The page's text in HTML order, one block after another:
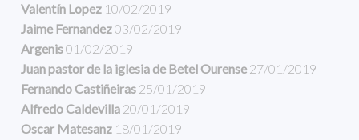
Valentín Lopez 10/02/2019
Jaime Fernandez03/02/2019
Argenis01/02/2019
Juan pastor de la iglesia de Betel Ourense 27/01/2019
Fernando Castiñeiras 25/01/2019
Alfredo Caldevilla 20/01/2019
Oscar Matesanz 18/01/2019